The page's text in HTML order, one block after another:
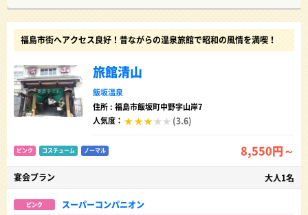
福島市街へアクセス良好！昔ながらの温泉旅館で昭和の風情を満喫！
旅館清山
飯坂温泉
住所 : 福島市飯坂町中野字山岸7
人気度：
(3.6)
ピンク コスチューム ノーマル 8,550円～
宴会プラン 大人1名
ピンク
スーパーコンパニオン